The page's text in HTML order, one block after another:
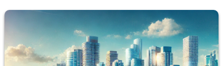
2024